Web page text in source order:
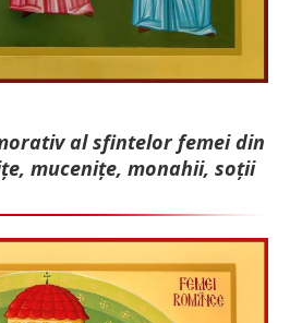
al sfintelor femei din
mu­cenițe, monahii, soții